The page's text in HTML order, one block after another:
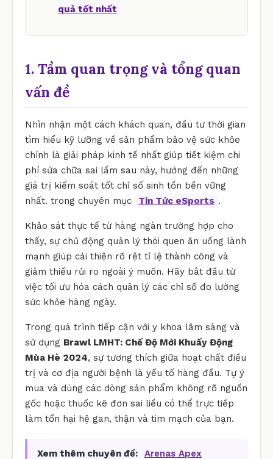
quả tốt nhất
1. Tầm quan trọng và tổng quan
vấn đề
Nhìn nhận một cách khách quan, đầu tư thời gian
tìm hiểu kỹ lưỡng về sản phẩm bảo vệ sức khỏe
chính là giải pháp kinh tế nhất giúp tiết kiệm chi
phí sửa chữa sai lầm sau này, hướng đến những
giá trị kiểm soát tốt chỉ số sinh tồn bền vững
nhất. trong chuyên mục
Tin Tức eSports .
Khảo sát thực tế từ hàng ngàn trường hợp cho
thấy, sự chủ động quản lý thói quen ăn uống lành
mạnh giúp cải thiện rõ rệt tỉ lệ thành công và
giảm thiểu rủi ro ngoài ý muốn. Hãy bắt đầu từ
việc tối ưu hóa cách quản lý các chỉ số đo lường
sức khỏe hàng ngày.
Trong quá trình tiếp cận với y khoa lâm sàng và
sử dụng Brawl LMHT: Chế Độ Mới Khuấy Động
Mùa Hè 2024, sự tương thích giữa hoạt chất điều
trị và cơ địa người bệnh là yếu tố hàng đầu. Tự ý
mua và dùng các dòng sản phẩm không rõ nguồn
gốc hoặc thuốc kê đơn sai liều có thể trực tiếp
làm tổn hại hệ gan, thận và tim mạch của bạn.
Xem thêm chuyên đề:
Arenas Apex